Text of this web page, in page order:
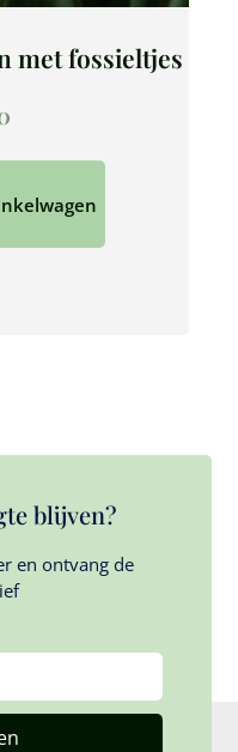
met fossieltjes
blijven?
en ontvang de